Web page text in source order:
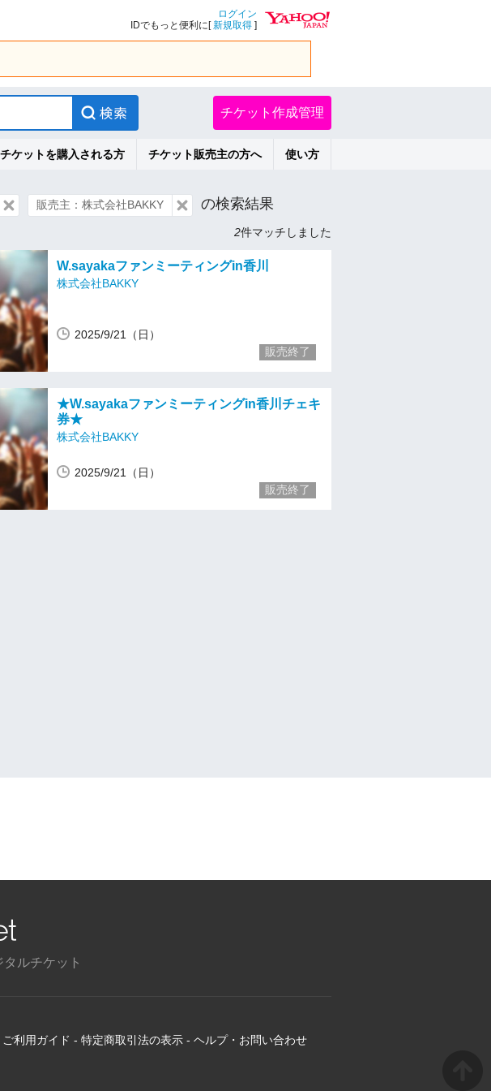
ログイン
IDでもっと便利に[新規取得 ]
チケット作成管理
チケットを購入される方 チケット販売主の方へ 使い方
販売主：株式会社BAKKY の検索結果
2件マッチしました
W.sayakaファンミーティングin香川
株式会社BAKKY
2025/9/21（日）
販売終了
★W.sayakaファンミーティングin香川チェキ
券★
株式会社BAKKY
2025/9/21（日）
販売終了
ルチケット
ご利用ガイド - 特定商取引法の表示 - ヘルプ・お問い合わせ